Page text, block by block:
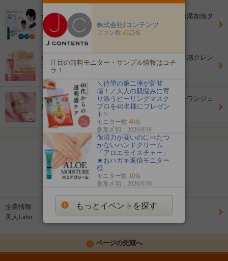
★50名様プレゼント★新商品モニター大募集★無添加泡タ
イプの白髪染め！
モニター数 50名
★30名様★新商品モデル大募集★Ｗ洗顔不要の温感クレン
ジングジェル★
モニター数
★20名様プレゼント★フィトリフト オールインワンジェ
ル モニター大募集★
モニター数20名
7 / 12 ページ
前へ 次へ
ページ目へ移動
企業情報
美人Labo
株式会社Jコンテンツ
ファン数 4325名
注目の無料モニター・サンプル情報はコチ
ラ！
＼待望の第二弾が新登
場！／大人の肌悩みに寄
り添うピーリングマスク
プロを40名様にプレゼン
ト✨
モニター数 40名
参加〆切：2026/8/16
保湿力が高いのにべたつ
かないハンドクリーム
「アロエモイスチャー」
★おハガキ返信モニター
様
モニター数 10名
参加〆切：2026/8/16
もっとイベントを探す
ページの先頭へ